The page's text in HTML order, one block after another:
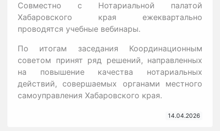
Совместно с Нотариальной палатой
Хабаровского края ежеквартально
проводятся учебные вебинары.
По итогам заседания Координационным
советом принят ряд решений, направленных
на повышение качества нотариальных
действий, совершаемых органами местного
самоуправления Хабаровского края.
14.04.2026